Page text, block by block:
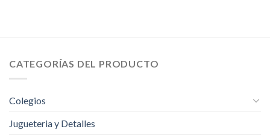
CATEGORÍAS DEL PRODUCTO
Colegios
Jugueteria y Detalles